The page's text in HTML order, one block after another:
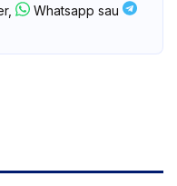
Whatsapp sau